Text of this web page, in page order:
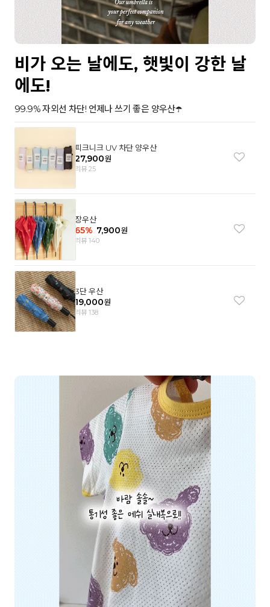
비가 오는 날에도, 햇빛이 강한 날
에도!
99.9% 자외선 차단! 언제나 쓰기 좋은 양우산☂️
피크니크 UV 차단 양우산
27,900원
리뷰 25
장우산
65% 7,900원
리뷰 140
3단 우산
19,000원
리뷰 138